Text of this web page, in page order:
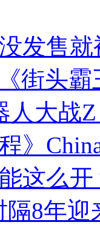
发售
街头
人大战
》
这么开
隔8年